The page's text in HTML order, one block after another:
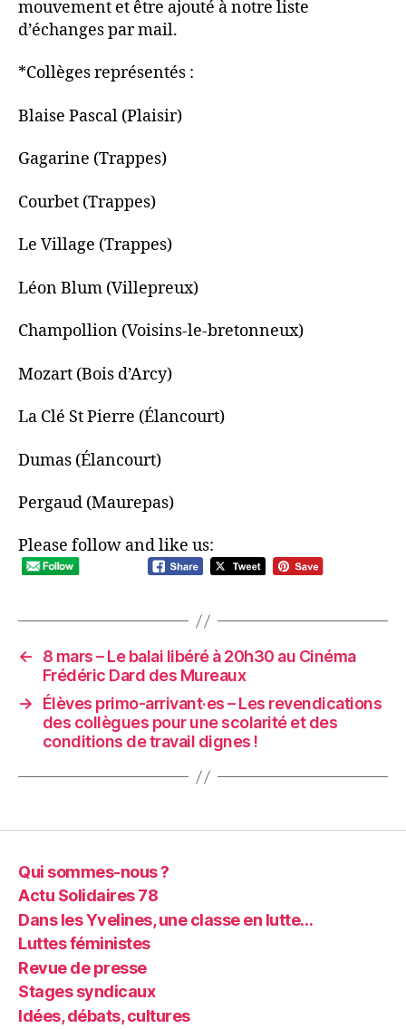
mouvement et être ajouté à notre liste
d’échanges par mail.
*Collèges représentés :
Blaise Pascal (Plaisir)
Gagarine (Trappes)
Courbet (Trappes)
Le Village (Trappes)
Léon Blum (Villepreux)
Champollion (Voisins-le-bretonneux)
Mozart (Bois d’Arcy)
La Clé St Pierre (Élancourt)
Dumas (Élancourt)
Pergaud (Maurepas)
Please follow and like us:
←
8 mars – Le balai libéré à 20h30 au Cinéma
Frédéric Dard des Mureaux
→
Élèves primo-arrivant·es – Les revendications
des collègues pour une scolarité et des
conditions de travail dignes !
Qui sommes-nous ?
Actu Solidaires 78
Dans les Yvelines, une classe en lutte…
Luttes féministes
Revue de presse
Stages syndicaux
Idées, débats, cultures